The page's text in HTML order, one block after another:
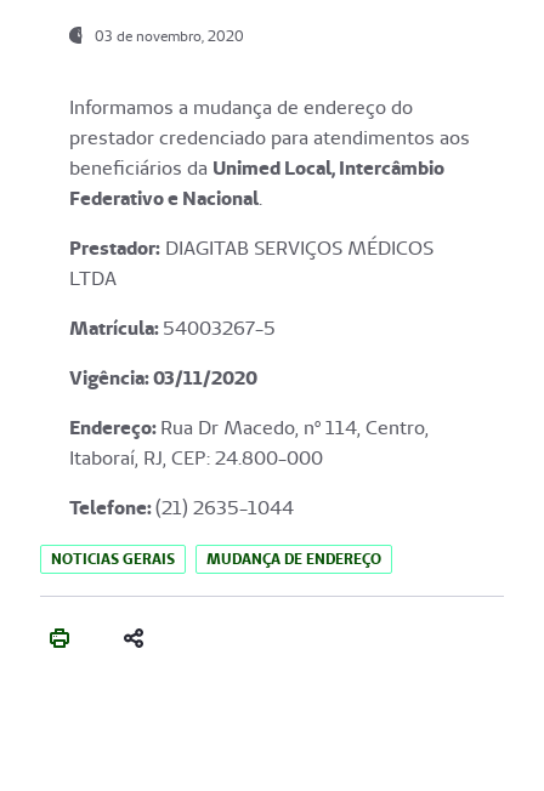
03 de novembro, 2020
Informamos a mudança de endereço do
prestador credenciado para atendimentos aos
beneficiários da Unimed Local, Intercâmbio
Federativo e Nacional.
Prestador: DIAGITAB SERVIÇOS MÉDICOS
LTDA
Matrícula:54003267-5
Vigência: 03/11/2020
Endereço:Rua Dr Macedo, nº 114, Centro,
Itaboraí, RJ, CEP: 24.800-000
Telefone:(21) 2635-1044
NOTICIAS GERAIS MUDANÇA DE ENDEREÇO